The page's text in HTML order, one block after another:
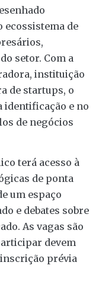
ecossistema de
setor. Com a
instituição
de startups, o
identificação e no
de negócios
terá acesso à
de ponta
um espaço
e debates sobre
As vagas são
devem
prévia